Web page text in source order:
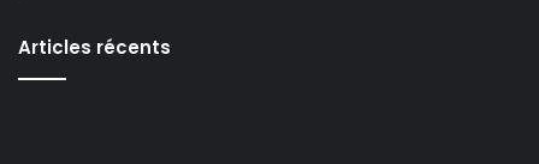
Articles récents